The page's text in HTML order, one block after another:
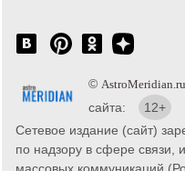
© AstroMeridian.ru
сайта:
12+
Сетевое издание (сайт)
по надзору в сфере связи,
массовых коммуникаций